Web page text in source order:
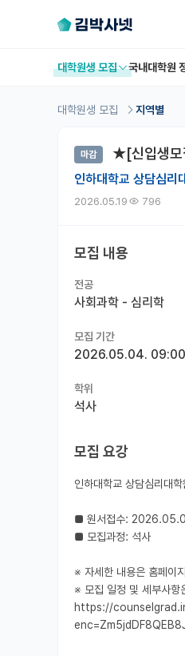
대학원생 모집 국내대학원
대학원생 모집 지역별
마감 ★[신입생모
인하대학교 상담심리
2026.05.19 796
모집 내용
전공
사회과학 - 심리학
모집 기간
2026.05.04. 09:00
학위
석사
모집 요강
인하대학교 상담심리대
■ 원서접수:
■ 모집과정: 석사
※ 자세한 내용은 홈페이
※ 모집 일정 및 세부사항
https://